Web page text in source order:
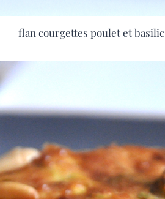
flan courgettes poulet et basilic